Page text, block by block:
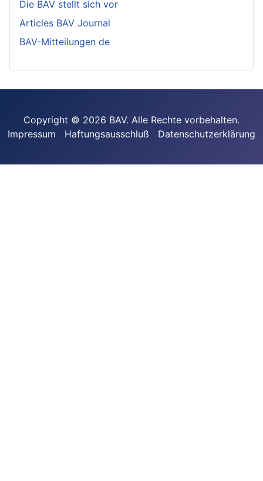
Die BAV stellt sich vor
Articles BAV Journal
BAV-Mitteilungen de
Copyright © 2026 BAV. Alle Rechte vorbehalten.
Impressum
Haftungsausschluß Datenschutzerklärung